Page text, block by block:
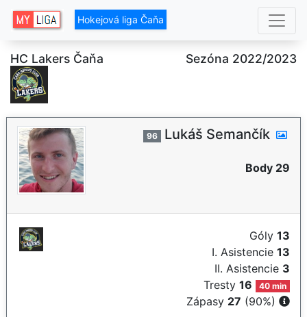
Hokejová liga Čaňa
HC Lakers Čaňa Sezóna 2022/2023
96 Lukáš Semančík
Body 29
Góly 13
I. Asistencie 13
II. Asistencie 3
Tresty16 40 min
Zápasy 27 (90%)